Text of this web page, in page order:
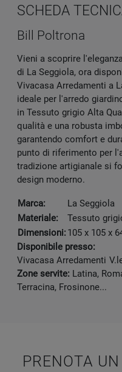
SCHEDA
Bill Poltrona
Vieni a scoprire
di La Seggiola, ora
Vivacasa Arredamenti a
ideale per l'arredo
in Tessuto grigio Alta
qualità e una robusta
garantendo comfort e
punto di riferimento per
tradizione artigianale si
design moderno.
Marca:
La Seggiola
Materiale:
Tessuto
Dimensioni:105 x 105 x
Disponibile presso:
Vivacasa Arredamenti
Zone servite: Latina,
Terracina, Frosinone...
PRENOTA